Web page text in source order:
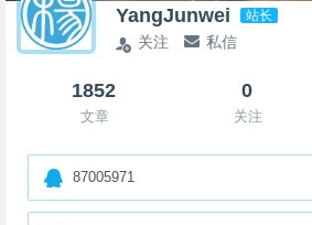
YangJunwei 站长
关注 私信
1852
文章
0
关注
87005971